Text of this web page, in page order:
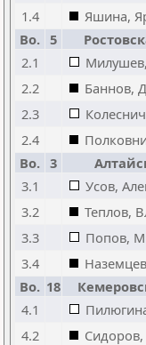
1.4
Яшина,
Bo. 5
2.1
2.2
Баннов,
2.3
2.4
Bo. 3
3.1
Усов,
3.2
Теплов,
3.3
Попов,
3.4
Bo. 18
4.1
4.2